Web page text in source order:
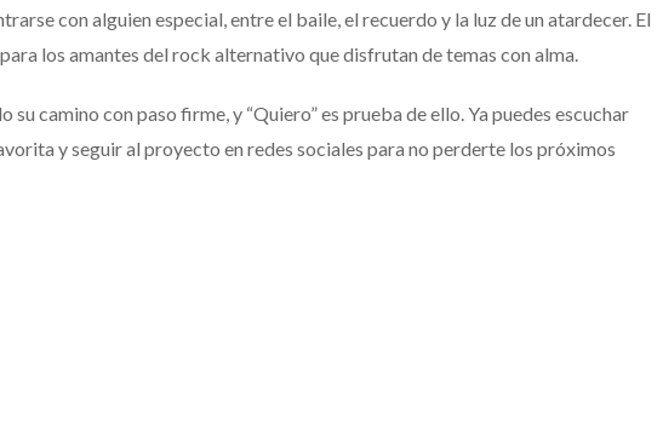
con alguien especial, entre el baile, el recuerdo y la luz de un atardecer. El
los amantes del rock alternativo que disfrutan de temas con alma.
su camino con paso firme, y “Quiero” es prueba de ello. Ya puedes escuchar
y seguir al proyecto en redes sociales para no perderte los próximos